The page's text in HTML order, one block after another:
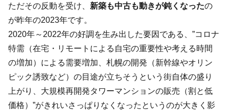
ただその反動を受け、 新築も中古も動きが鈍くなったの
が昨年の2023年です。
2020年～2022年の好調を生み出した要因である、”コロナ
特需（在宅・リモートによる自宅の重要性や考える時間
の増加）による需要増加、札幌の開発（新幹線やオリン
ピック誘致など）の目途が立ちそうという街自体の盛り
上がり、大規模再開発タワーマンションの販売（割と低
価格）”がきれいさっぱりなくなったというのが大きく影